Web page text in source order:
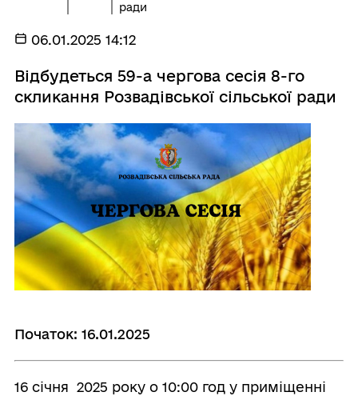
ради
06.01.2025 14:12
Відбудеться 59-а чергова сесія 8-го
скликання Розвадівської сільської ради
Початок: 16.01.2025
16 січня 2025 року о 10:00 год у приміщенні